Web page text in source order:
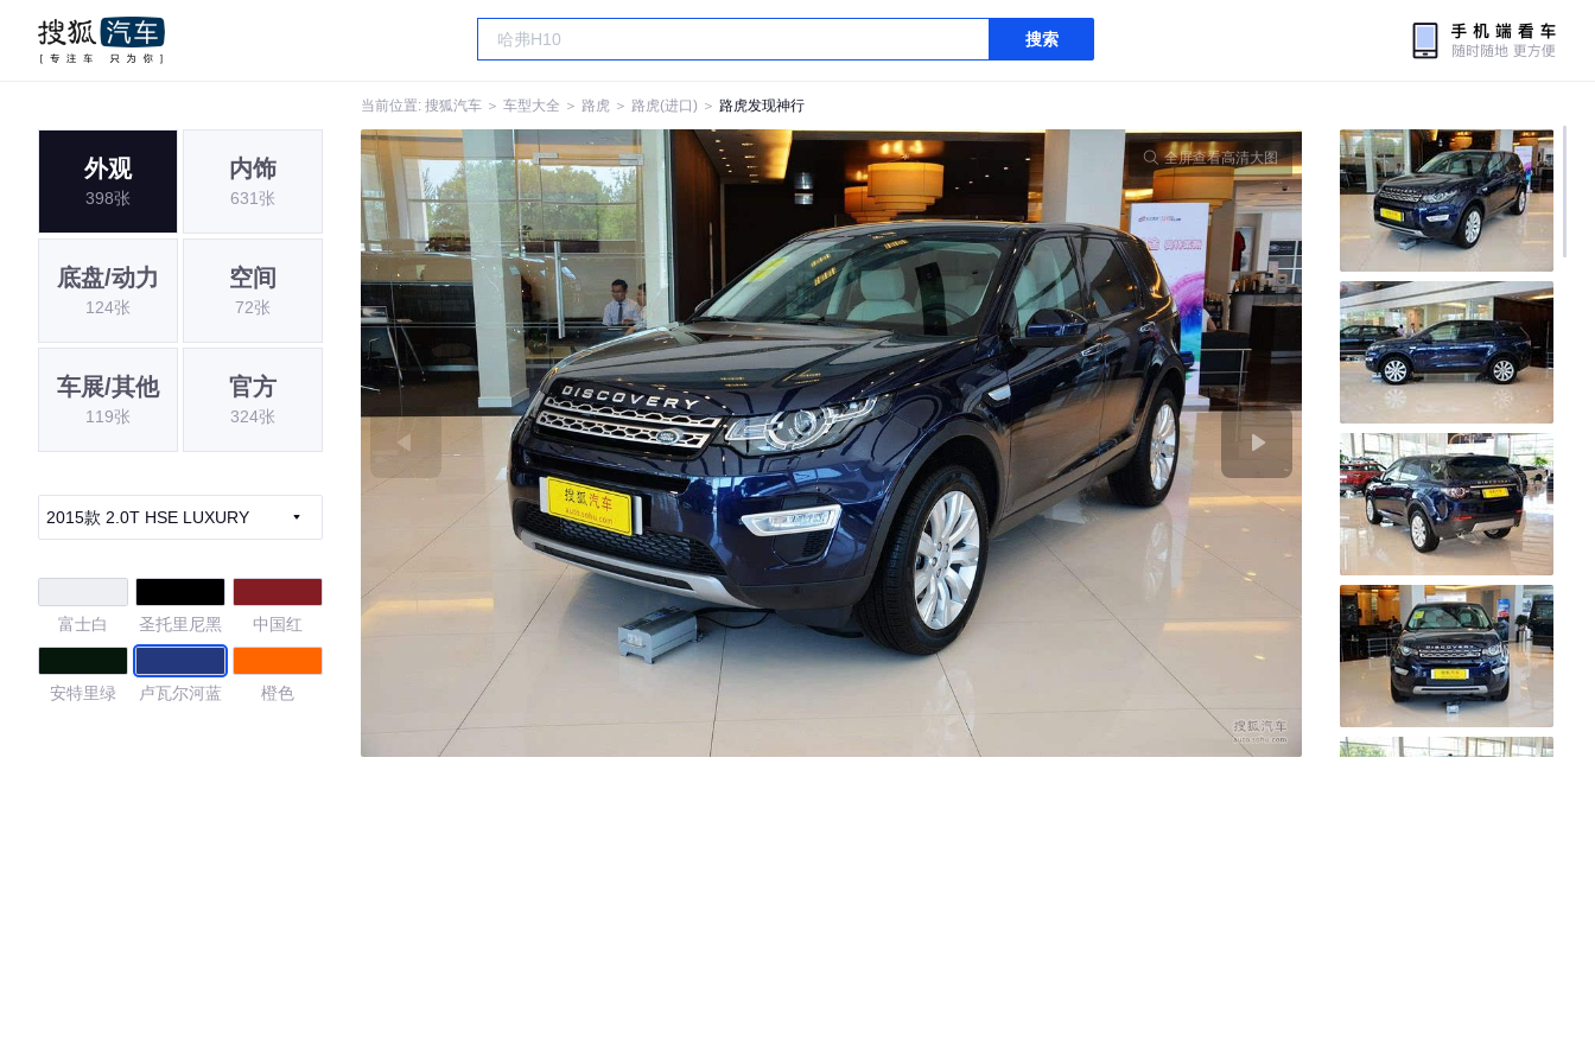
搜索
当前位置: 搜狐汽车 ＞ 车型大全 ＞ 路虎 ＞ 路虎(进口) ＞ 路虎发现神行
外观
398张
内饰
631张
底盘/动力
124张
空间
72张
车展/其他
119张
官方
324张
2015款 2.0T HSE LUXURY
富士白 圣托里尼黑 中国红
安特里绿 卢瓦尔河蓝 橙色
全屏查看高清大图